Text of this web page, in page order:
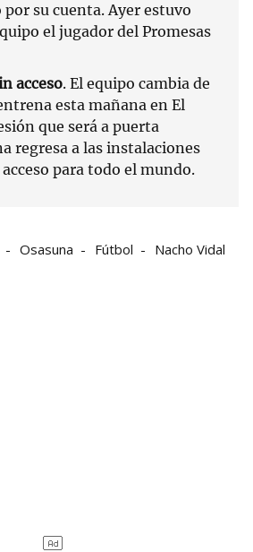
su cuenta. Ayer estuvo
el jugador del Promesas
acceso. El equipo cambia de
esta mañana en El
que será a puerta
regresa a las instalaciones
para todo el mundo.
Osasuna Fútbol Nacho Vidal